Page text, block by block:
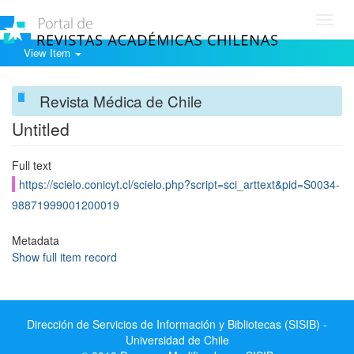
View Item
Revista Médica de Chile
Untitled
Full text
https://scielo.conicyt.cl/scielo.php?script=sci_arttext&pid=S0034-
98871999001200019
Metadata
Show full item record
Dirección de Servicios de Información y Bibliotecas (SISIB) -
Universidad de Chile